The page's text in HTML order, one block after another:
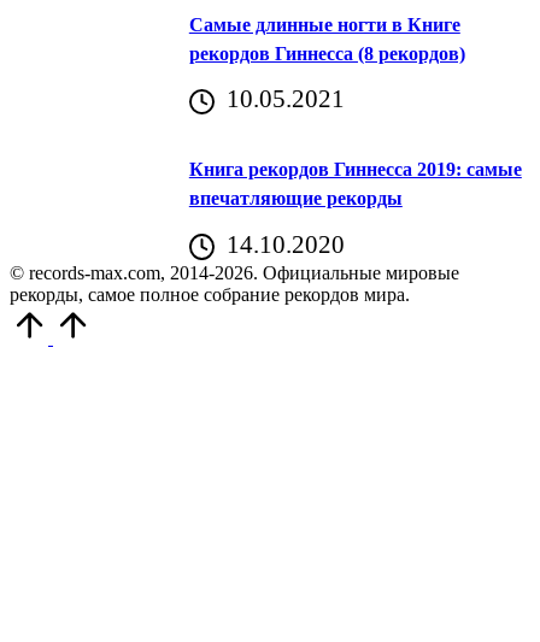
Самые длинные ногти в Книге
рекордов Гиннесса (8 рекордов)
10.05.2021
Книга рекордов Гиннесса 2019: самые
впечатляющие рекорды
14.10.2020
© records-max.com, 2014-2026. Официальные мировые
рекорды, самое полное собрание рекордов мира.